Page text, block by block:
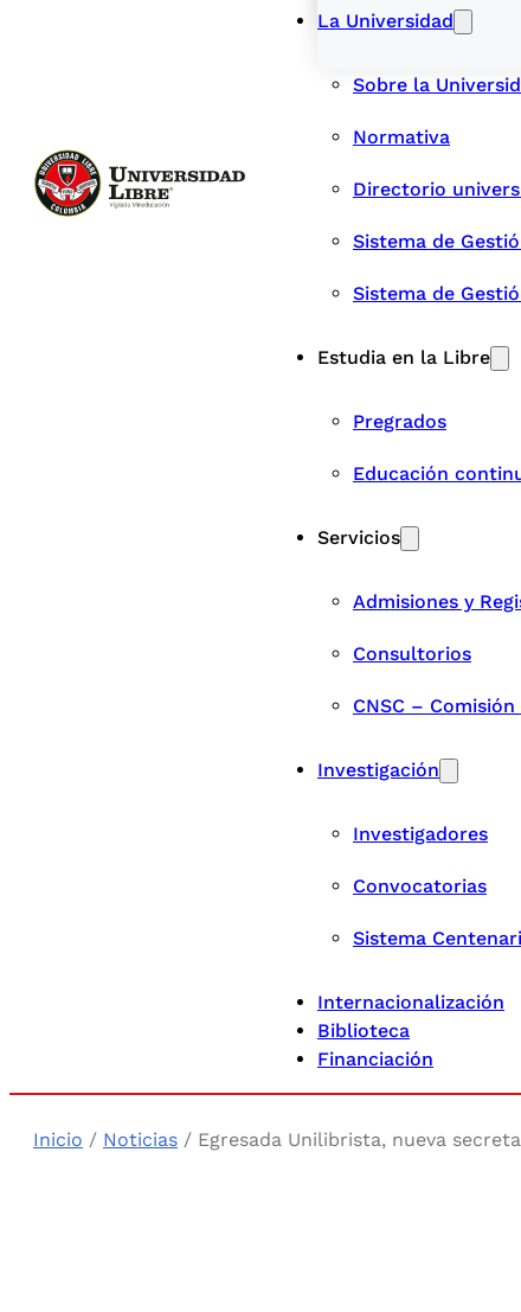
La Universidad
Sobre la
Normativa
Directorio
Sistema de
Sistema de
Estudia en la Libre
Pregrados
Educación
Servicios
Admisiones y
Consultorios
CNSC –
Investigación
Investigadores
Convocatorias
Sistema
Internacionalización
Biblioteca
Financiación
Inicio / Noticias / Egresada Unilibrista, nueva